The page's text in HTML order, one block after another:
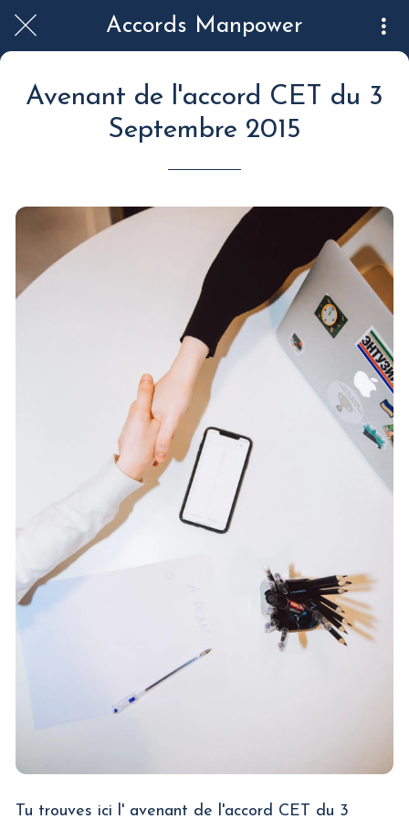
Accords Manpower
Avenant de l'accord CET du 3
Septembre 2015
Tu trouves ici l' avenant de l'accord CET du 3